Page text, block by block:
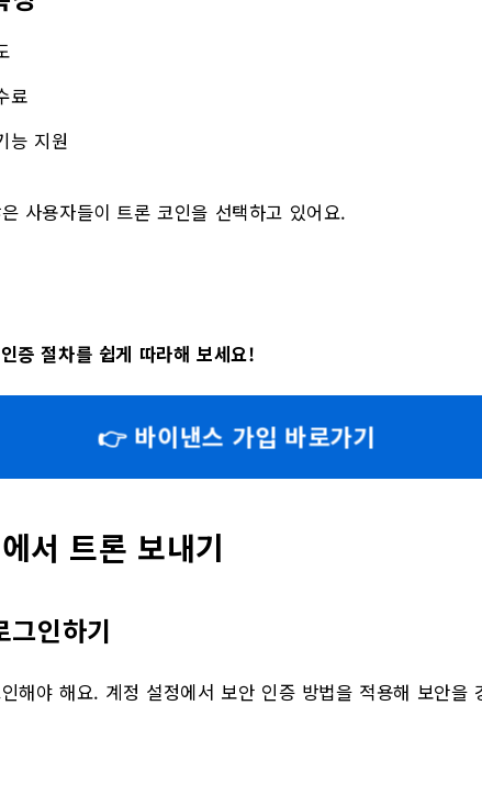
료
능 지원
사용자들이 트론 코인을 선택하고 있어요.
증 절차를 쉽게 따라해 보세요!
👉 바이낸스 가입 바로가기
서 트론 보내기
인하기
해야 해요. 계정 설정에서 보안 인증 방법을 적용해 보안을